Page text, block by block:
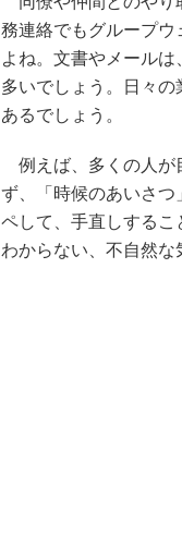
務連絡でもグループウ
よね。文書やメール
多いでしょう。日々
あるでしょう。
例えば、多くの人が
ず、「時候のあいさ
ペして、手直しする
わからない、不自然